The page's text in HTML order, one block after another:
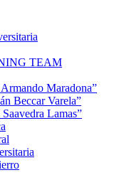
TEAM
Maradona”
Beccar Varela”
Lamas”